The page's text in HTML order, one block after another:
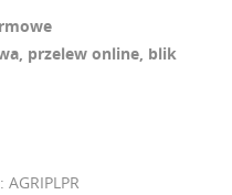
przelew online, blik